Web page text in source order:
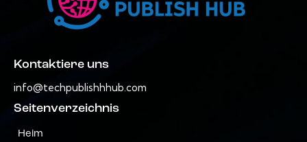
Kontaktiere uns
info@techpublishhhub.com
Seitenverzeichnis
Heim